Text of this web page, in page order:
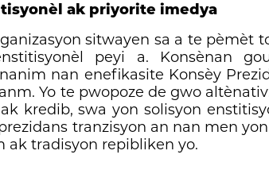
ak priyorite imedya
sitwayen sa a te pèmèt
peyi a. Konsènan
nan enefikasite Konsèy
Yo te pwopoze de gwo
kredib, swa yon solisyon
tranzisyon an nan men
ak tradisyon repibliken yo.